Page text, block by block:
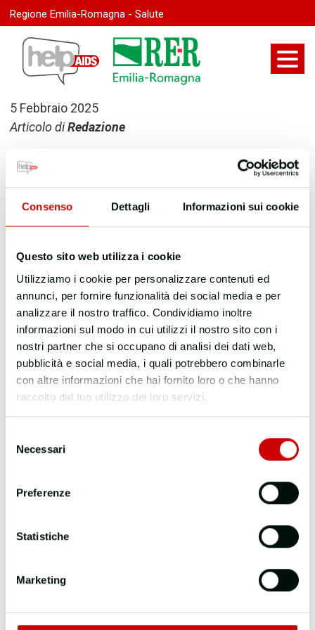
Consenso Dettagli Informazioni sui cookie
Questo sito web utilizza i cookie
Utilizziamo i cookie per personalizzare contenuti ed
annunci, per fornire funzionalità dei social media e per
analizzare il nostro traffico. Condividiamo inoltre
informazioni sul modo in cui utilizzi il nostro sito con i
nostri partner che si occupano di analisi dei dati web,
pubblicità e social media, i quali potrebbero combinarle
con altre informazioni che hai fornito loro o che hanno
raccolto dal tuo utilizzo dei loro servizi.
delNecessari
Preferenze
Statistiche
Marketing
Regione Emilia-Romagna - Salute
5 Febbraio 2025
Articolo diRedazione
Ultima modifica:
Chi siamo